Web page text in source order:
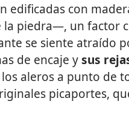
edificadas con
piedra—, un factor
se siente atraído
de encaje ysus
aleros a punto de
picaportes,